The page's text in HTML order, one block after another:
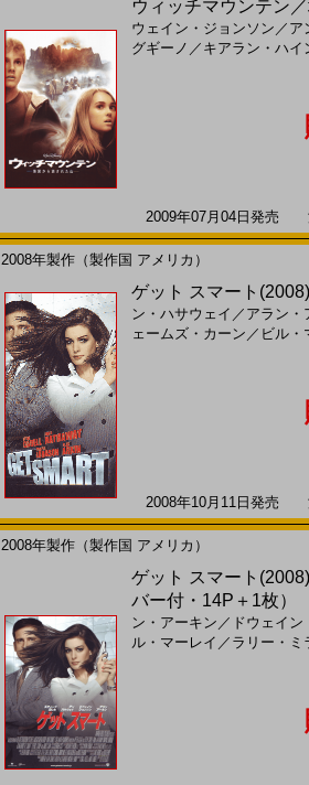
ウィッチマウンテン
ウェイン・ジョンソン ／ ア
グギーノ ／ キアラン・ハイ
2009年07月04日発売
2008年製作（製作国 アメリカ）
ゲット スマート
ン・ハサウェイ ／ アラン・
ェームズ・カーン ／ ビル・
2008年10月11日発売
2008年製作（製作国 アメリカ）
ゲット スマート
バー付・14P＋1枚）
ン・アーキン ／ ドウェイ
ル・マーレイ ／ ラリー・ミ